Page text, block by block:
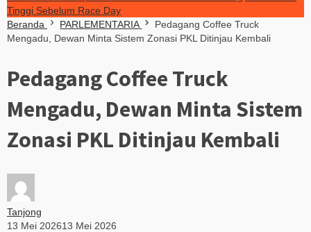
Tinggi Sebelum Race Day
Beranda
PARLEMENTARIA
Pedagang Coffee Truck
Mengadu, Dewan Minta Sistem Zonasi PKL Ditinjau Kembali
Pedagang Coffee Truck
Mengadu, Dewan Minta Sistem
Zonasi PKL Ditinjau Kembali
Tanjong
13 Mei 202613 Mei 2026